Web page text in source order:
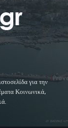
για την
Κοινωνικά,